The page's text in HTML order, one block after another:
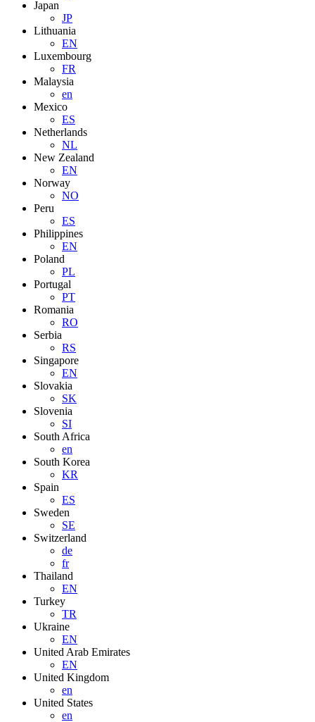
Japan
JP
Lithuania
EN
Luxembourg
FR
Malaysia
en
Mexico
ES
Netherlands
NL
New Zealand
EN
Norway
NO
Peru
ES
Philippines
EN
Poland
PL
Portugal
PT
Romania
RO
Serbia
RS
Singapore
EN
Slovakia
SK
Slovenia
SI
South Africa
en
South Korea
KR
Spain
ES
Sweden
SE
Switzerland
de
fr
Thailand
EN
Turkey
TR
Ukraine
EN
United Arab Emirates
EN
United Kingdom
en
United States
en